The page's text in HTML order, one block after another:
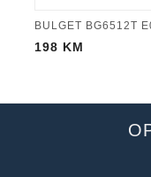
BULGET BG6512T
198 KM